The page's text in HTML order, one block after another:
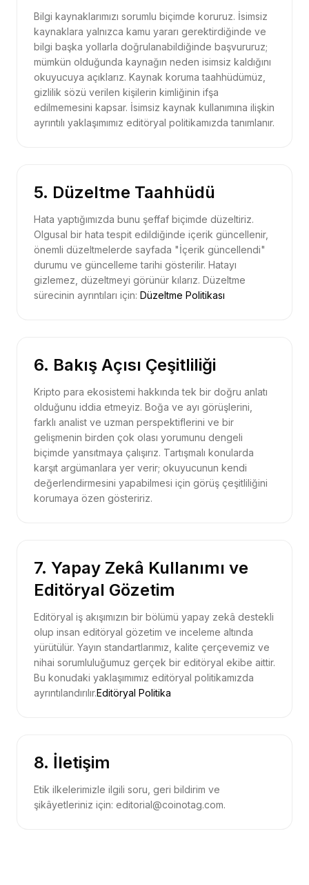
Bilgi kaynaklarımızı sorumlu biçimde koruruz. İsimsiz
kaynaklara yalnızca kamu yararı gerektirdiğinde ve
bilgi başka yollarla doğrulanabildiğinde başvururuz;
mümkün olduğunda kaynağın neden isimsiz kaldığını
okuyucuya açıklarız. Kaynak koruma taahhüdümüz,
gizlilik sözü verilen kişilerin kimliğinin ifşa
edilmemesini kapsar. İsimsiz kaynak kullanımına ilişkin
ayrıntılı yaklaşımımız editöryal politikamızda tanımlanır.
5. Düzeltme Taahhüdü
Hata yaptığımızda bunu şeffaf biçimde düzeltiriz.
Olgusal bir hata tespit edildiğinde içerik güncellenir,
önemli düzeltmelerde sayfada "İçerik güncellendi"
durumu ve güncelleme tarihi gösterilir. Hatayı
gizlemez, düzeltmeyi görünür kılarız. Düzeltme
sürecinin ayrıntıları için: Düzeltme Politikası
6. Bakış Açısı Çeşitliliği
Kripto para ekosistemi hakkında tek bir doğru anlatı
olduğunu iddia etmeyiz. Boğa ve ayı görüşlerini,
farklı analist ve uzman perspektiflerini ve bir
gelişmenin birden çok olası yorumunu dengeli
biçimde yansıtmaya çalışırız. Tartışmalı konularda
karşıt argümanlara yer verir; okuyucunun kendi
değerlendirmesini yapabilmesi için görüş çeşitliliğini
korumaya özen gösteririz.
7. Yapay Zekâ Kullanımı ve
Editöryal Gözetim
Editöryal iş akışımızın bir bölümü yapay zekâ destekli
olup insan editöryal gözetim ve inceleme altında
yürütülür. Yayın standartlarımız, kalite çerçevemiz ve
nihai sorumluluğumuz gerçek bir editöryal ekibe aittir.
Bu konudaki yaklaşımımız editöryal politikamızda
ayrıntılandırılır.Editöryal Politika
8. İletişim
Etik ilkelerimizle ilgili soru, geri bildirim ve
şikâyetleriniz için: editorial@coinotag.com.